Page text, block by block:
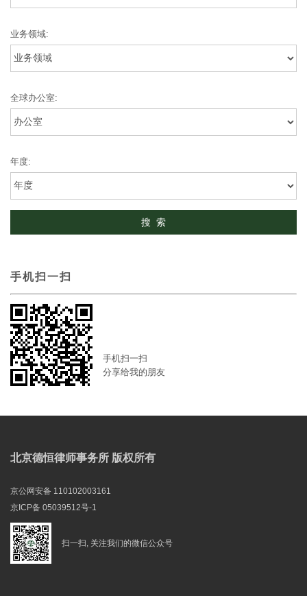
业务领域:
全球办公室:
年度:
手机扫一扫
手机扫一扫
分享给我的朋友
北京德恒律师事务所 版权所有
京公网安备 110102003161
京ICP备 05039512号-1
扫一扫, 关注我们的微信公众号